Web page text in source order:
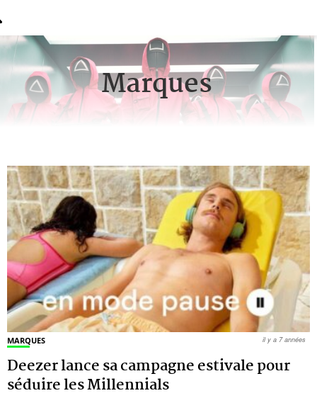
Marques
MARQUES
Deezer lance sa campagne estivale pour
séduire les Millennials
il y a 7 années